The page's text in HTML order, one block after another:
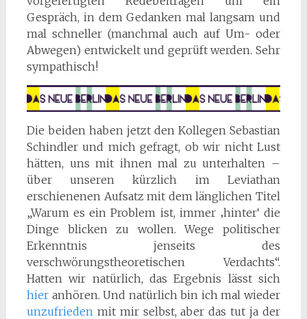
Gespräch, in dem Gedanken mal langsam und
mal schneller (manchmal auch auf Um- oder
Abwegen) entwickelt und geprüft werden. Sehr
sympathisch!
Die beiden haben jetzt den Kollegen Sebastian
Schindler und mich gefragt, ob wir nicht Lust
hätten, uns mit ihnen mal zu unterhalten –
über unseren kürzlich im Leviathan
erschienenen Aufsatz mit dem länglichen Titel
„Warum es ein Problem ist, immer ‚hinter‘ die
Dinge blicken zu wollen. Wege politischer
Erkenntnis jenseits des
verschwörungstheoretischen Verdachts“.
Hatten wir natürlich, das Ergebnis lässt sich
hieranhören. Und natürlich bin ich mal wieder
unzufrieden mit mir selbst, aber das tut ja der